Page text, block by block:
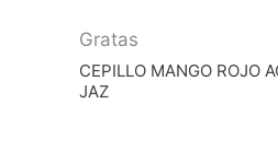
Gratas
CEPILLO MANGO ROJO
JAZ